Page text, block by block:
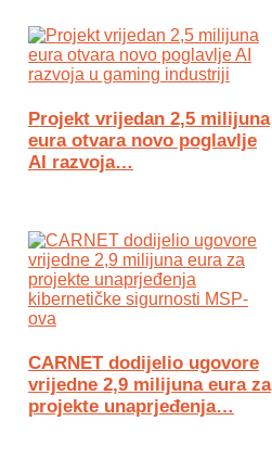
Projekt vrijedan 2,5 milijuna
eura otvara novo poglavlje
AI razvoja…
CARNET dodijelio ugovore
vrijedne 2,9 milijuna eura za
projekte unaprjeđenja…